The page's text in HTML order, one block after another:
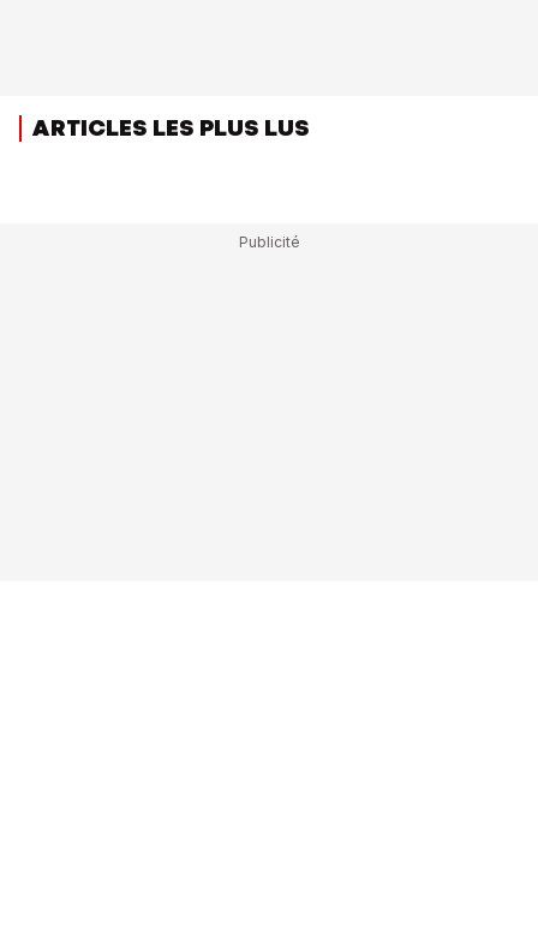
ARTICLES LES PLUS LUS